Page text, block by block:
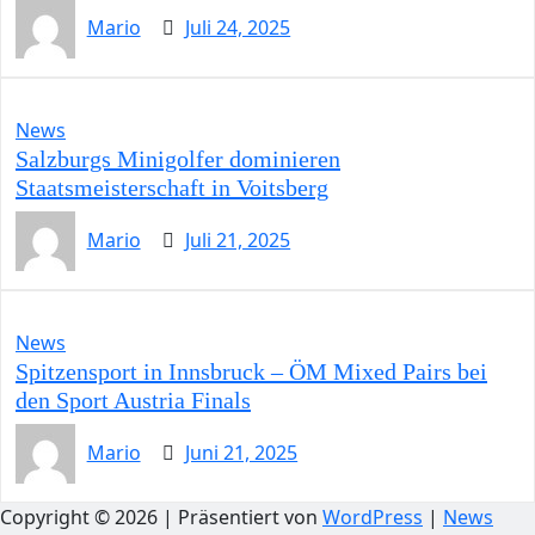
Mario Juli 24, 2025
News
Salzburgs Minigolfer dominieren
Staatsmeisterschaft in Voitsberg
Mario
Juli 21, 2025
News
Spitzensport in Innsbruck – ÖM Mixed Pairs bei
den Sport Austria Finals
Mario
Juni 21, 2025
Copyright © 2026 | Präsentiert von WordPress | News